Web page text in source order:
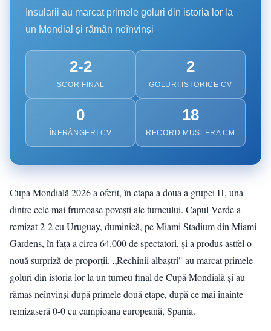
Insularii au marcat primele goluri din istoria lor la
un Mondial și rămân neînvinși
2-2
SCOR FINAL
2
GOLURI ISTORICE CV
0
ÎNFRÂNGERI CV
18
RECORD MUSLERA CM
Cupa Mondială 2026 a oferit, în etapa a doua a grupei H, una
dintre cele mai frumoase povești ale turneului. Capul Verde a
remizat 2-2 cu Uruguay, duminică, pe Miami Stadium din Miami
Gardens, în fața a circa 64.000 de spectatori, și a produs astfel o
nouă surpriză de proporții. „Rechinii albaștri" au marcat primele
goluri din istoria lor la un turneu final de Cupă Mondială și au
rămas neînvinși după primele două etape, după ce mai înainte
remizaseră 0-0 cu campioana europeană, Spania.